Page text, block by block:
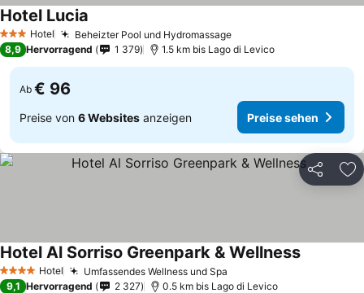
3 SterneHotel Beheizter Pool und HydromassagePreise sehen
Hotel Lucia
8,9 Hervorragend 1 379 1.5 km bis Lago di Levico
Ab € 96
Preise von 6 Websites anzeigen Preise sehen
Teilen
4 Sterne Hotel Umfassendes Wellness und Spa
Hotel Al Sorriso Greenpark & WellnessPreise
9,1 Hervorragend 2 327 0.5 km bis Lago di Levico